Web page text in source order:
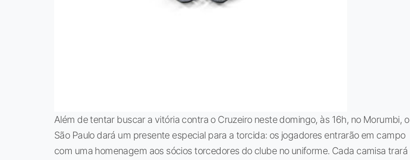
Além de tentar buscar a vitória contra o Cruzeiro neste domingo, às 16h, no Morumbi, o
São Paulo dará um presente especial para a torcida: os jogadores entrarão em campo
com uma homenagem aos sócios torcedores do clube no uniforme. Cada camisa trará